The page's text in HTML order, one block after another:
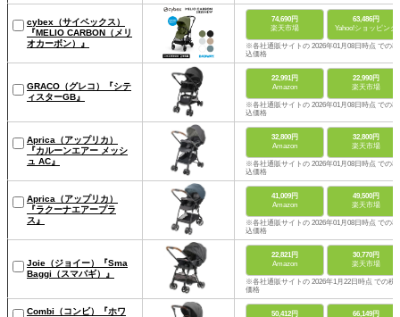
cybex（サイベックス）
『MELIO CARBON（メリ
オカーボン）』
74,690円
楽天市場
63,486円
Yahoo!ショッピング
※各社通販サイトの 2026年01月08日時点 での税
込価格
GRACO（グレコ）『シテ
ィスターGB』
22,991円
Amazon
22,990円
楽天市場
※各社通販サイトの 2026年01月08日時点 での税
込価格
Aprica（アップリカ）
『カルーンエアー メッシ
ュ AC』
32,800円
Amazon
32,800円
楽天市場
※各社通販サイトの 2026年01月08日時点 での税
込価格
Aprica（アップリカ）
『ラクーナエアープラ
ス』
41,009円
Amazon
49,500円
楽天市場
※各社通販サイトの 2026年01月08日時点 での税
込価格
Joie（ジョイー）『Sma
Baggi（スマバギ）』
22,821円
Amazon
30,770円
楽天市場
※各社通販サイトの 2026年1月22日時点 での税
価格
Combi（コンビ）『ホワ
50,412円
66,149円